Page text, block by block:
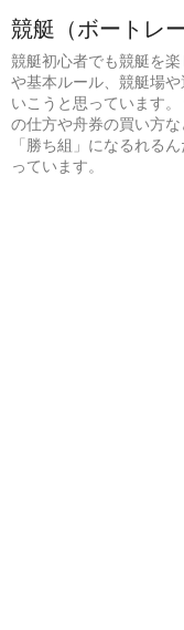
競艇（ボートレ
競艇初心者でも競艇を
や基本ルール、競艇場
いこうと思っています
の仕方や舟券の買い方
「勝ち組」になるれる
っています。